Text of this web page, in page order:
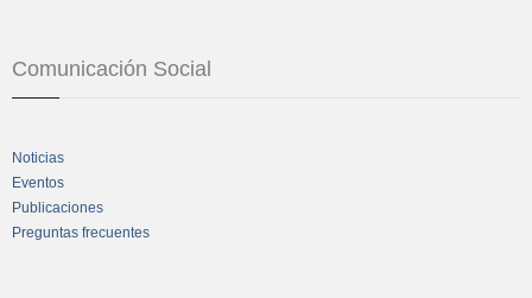
Comunicación Social
Noticias
Eventos
Publicaciones
Preguntas frecuentes